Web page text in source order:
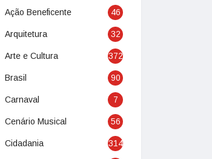
Ação Beneficente 46
Arquitetura 32
Arte e Cultura 372
Brasil 90
Carnaval 7
Cenário Musical 56
Cidadania 314